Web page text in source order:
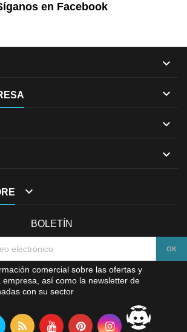
en Facebook





BOLETÍN
comercial sobre las ofertas y
empresa, así como la newsletter de
con su sector